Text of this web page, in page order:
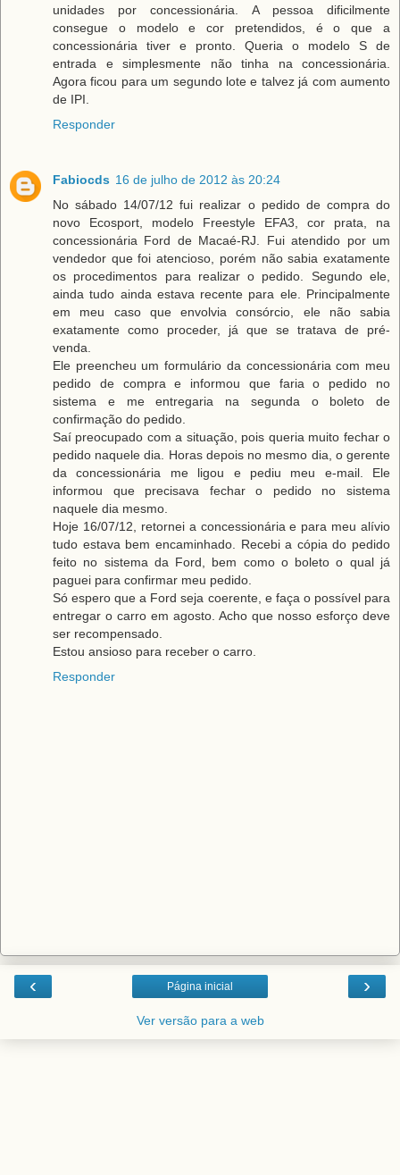
unidades por concessionária. A pessoa dificilmente
consegue o modelo e cor pretendidos, é o que a
concessionária tiver e pronto. Queria o modelo S de
entrada e simplesmente não tinha na concessionária.
Agora ficou para um segundo lote e talvez já com aumento
de IPI.
Responder
Fabiocds 16 de julho de 2012 às 20:24
No sábado 14/07/12 fui realizar o pedido de compra do
novo Ecosport, modelo Freestyle EFA3, cor prata, na
concessionária Ford de Macaé-RJ. Fui atendido por um
vendedor que foi atencioso, porém não sabia exatamente
os procedimentos para realizar o pedido. Segundo ele,
ainda tudo ainda estava recente para ele. Principalmente
em meu caso que envolvia consórcio, ele não sabia
exatamente como proceder, já que se tratava de pré-
venda.
Ele preencheu um formulário da concessionária com meu
pedido de compra e informou que faria o pedido no
sistema e me entregaria na segunda o boleto de
confirmação do pedido.
Saí preocupado com a situação, pois queria muito fechar o
pedido naquele dia. Horas depois no mesmo dia, o gerente
da concessionária me ligou e pediu meu e-mail. Ele
informou que precisava fechar o pedido no sistema
naquele dia mesmo.
Hoje 16/07/12, retornei a concessionária e para meu alívio
tudo estava bem encaminhado. Recebi a cópia do pedido
feito no sistema da Ford, bem como o boleto o qual já
paguei para confirmar meu pedido.
Só espero que a Ford seja coerente, e faça o possível para
entregar o carro em agosto. Acho que nosso esforço deve
ser recompensado.
Estou ansioso para receber o carro.
Responder
‹ ›
Página inicial
Ver versão para a web